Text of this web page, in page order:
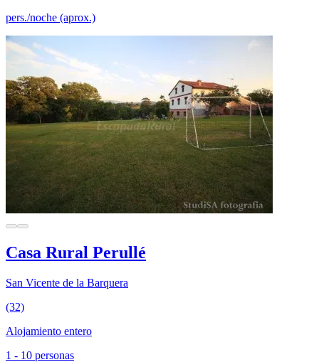
pers./noche (aprox.)
Casa Rural Perullé
San Vicente de la Barquera
(32)
Alojamiento entero
1 - 10 personas